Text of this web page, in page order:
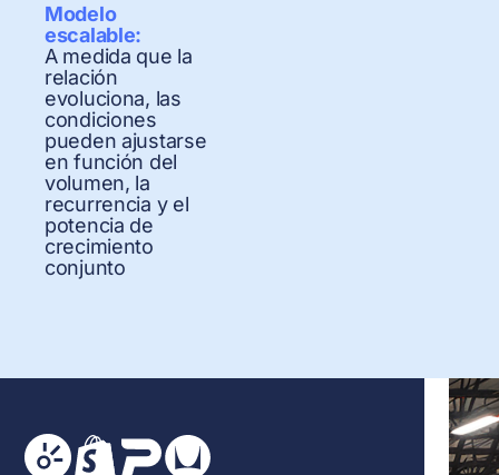
Modelo
escalable:
A medida que la
relación
evoluciona, las
condiciones
pueden ajustarse
en función del
volumen, la
recurrencia y el
potencia de
crecimiento
conjunto